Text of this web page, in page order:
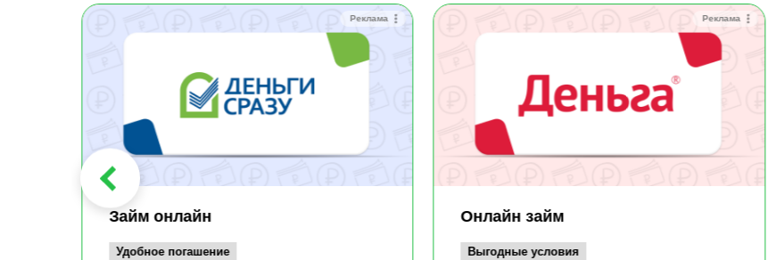
Реклама
Займ онлайн
Удобное погашение
Реклама
Онлайн займ
Выгодные условия